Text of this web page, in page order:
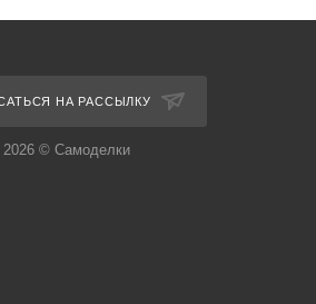
НА РАССЫЛКУ
2026 © Самоделки